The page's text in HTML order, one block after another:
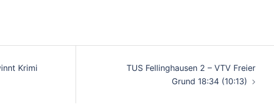
Krimi
TUS Fellinghausen 2 – VTV Freier
Grund 18:34 (10:13)